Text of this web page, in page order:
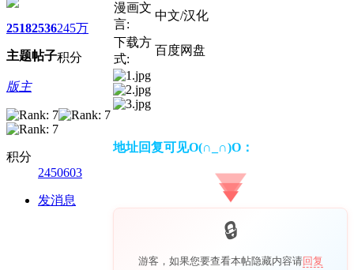
2518
主题
2536
帖子
245万
积分
版主
积分
2450603
发消息
漫画文
言:
中文/汉化
下载方
式:
百度网盘
地址回复可见O(∩_∩)O：
游客，如果您要查看本帖隐藏内容请回复